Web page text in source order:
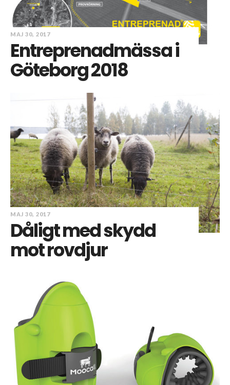
MAJ 30, 2017
Entreprenadmässa i
Göteborg 2018
MAJ 30, 2017
Dåligt med skydd
mot rovdjur